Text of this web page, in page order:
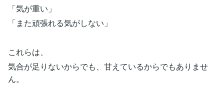
「気が重い」
「また頑張れる気がしない」
これらは、
気合が足りないからでも、甘えているからでもありませ
ん。